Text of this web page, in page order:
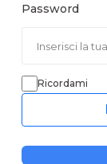
Password
Ricordami